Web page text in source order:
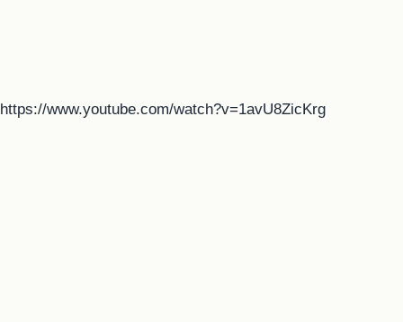
https://www.youtube.com/watch?v=1avU8ZicKrg